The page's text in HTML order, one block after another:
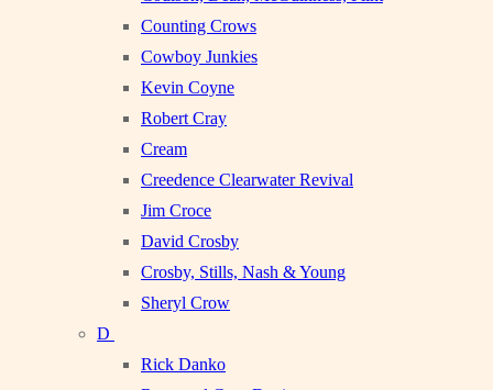
Counting Crows
Cowboy Junkies
Kevin Coyne
Robert Cray
Cream
Creedence Clearwater Revival
Jim Croce
David Crosby
Crosby, Stills, Nash & Young
Sheryl Crow
D
Rick Danko